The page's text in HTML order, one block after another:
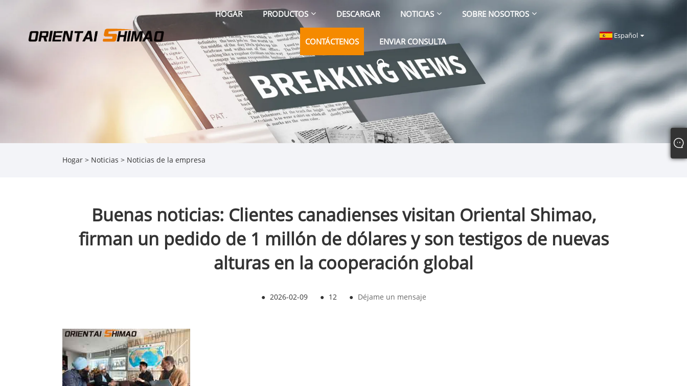
HOGAR PRODUCTOS DESCARGAR NOTICIAS SOBRE NOSOTROS
CONTÁCTENOS ENVIAR CONSULTA
Español
Hogar > Noticias > Noticias de la empresa
Buenas noticias: Clientes canadienses visitan Oriental Shimao,
firman un pedido de 1 millón de dólares y son testigos de nuevas
alturas en la cooperación global
● 2026-02-09 ● 12 ● Déjame un mensaje